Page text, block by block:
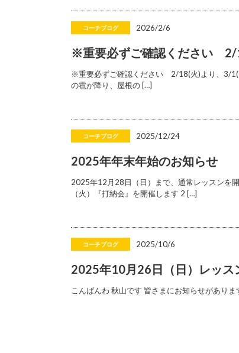
コーチブログ 2026/2/6
※重要必ずご確認ください 2/
※重要必ずご確認ください 2/18(火)より、3/1(
の雹が降り、屋根の […]
コーチブログ 2025/12/24
2025年年末年始のお知らせ
2025年12月28日（日）まで、通常レッスンを
（火）『打納会』を開催します 2 […]
コーチブログ 2025/10/6
2025年10月26日（日）レッス
こんばんわ 秋山です 皆さまにお知らせがあ